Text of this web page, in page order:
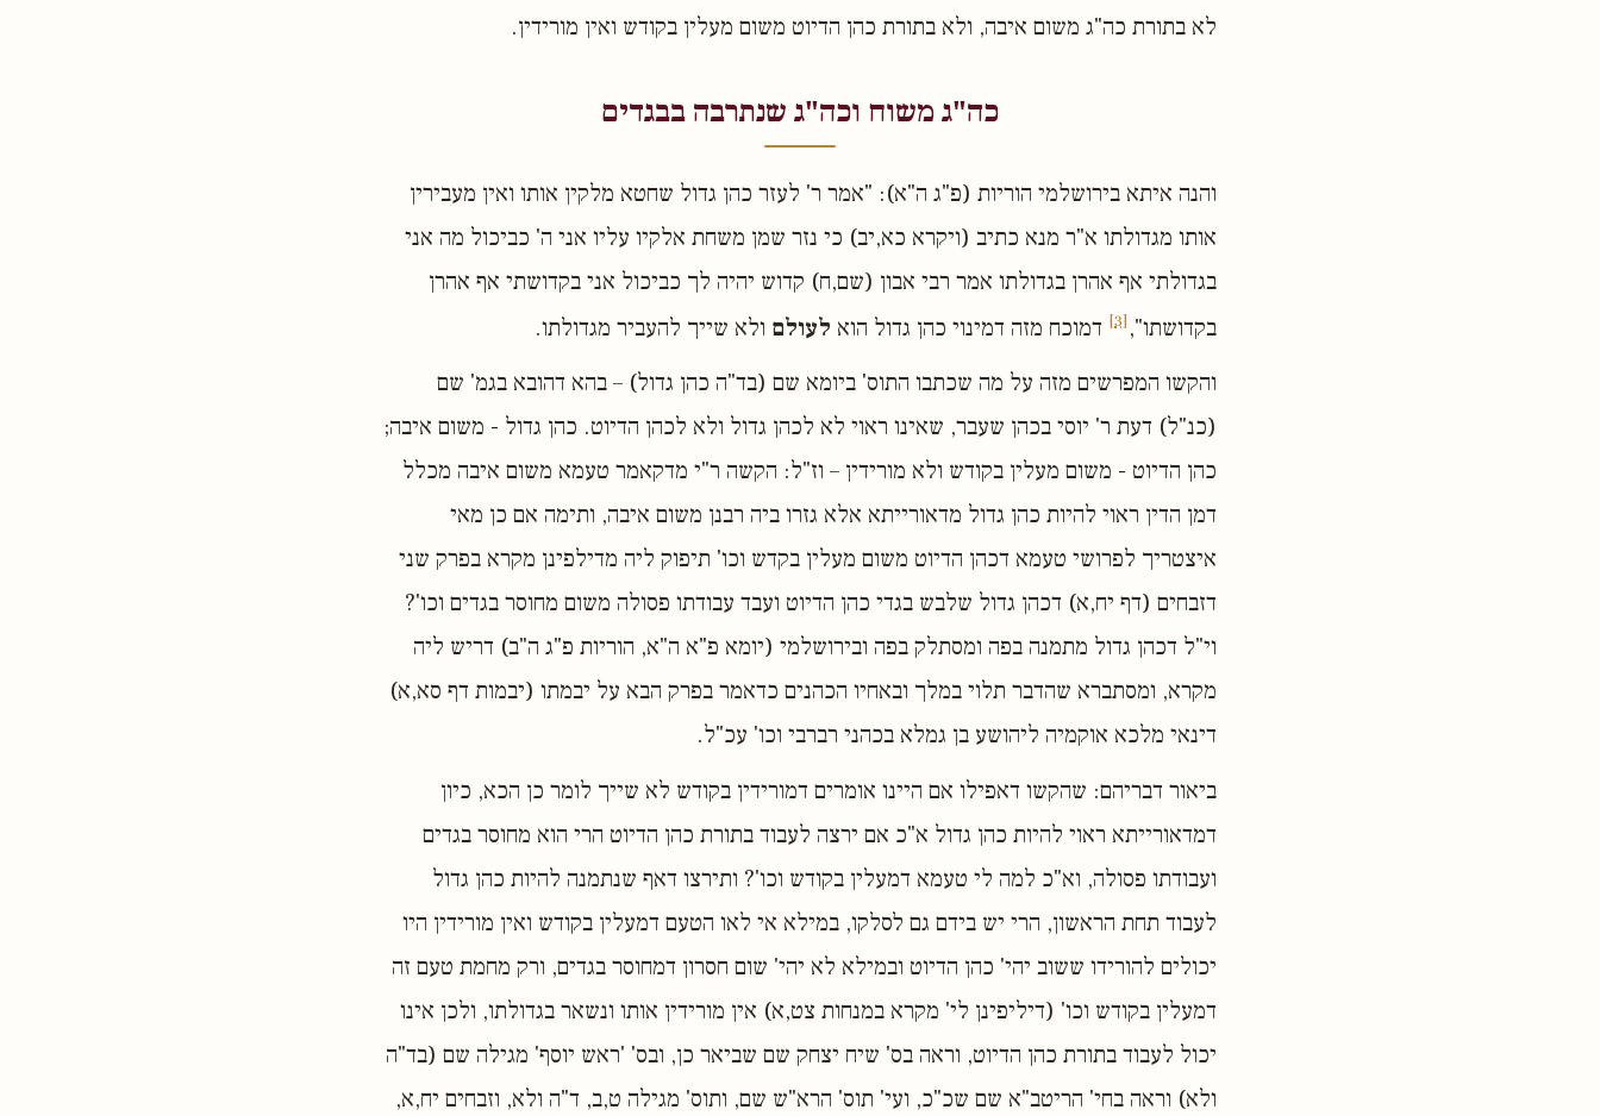
לא בתורת כה"ג משום איבה, ולא בתורת כהן הדיוט משום מעלין בקודש ואין מורידין.
כה"ג משוח וכה"ג שנתרבה בבגדים
והנה איתא בירושלמי הוריות (פ"ג ה"א): "אמר ר' לעזר כהן גדול שחטא מלקין אותו ואין מעבירין
אותו מגדולתו א"ר מנא כתיב (ויקרא כא,יב) כי נזר שמן משחת אלקיו עליו אני ה' כביכול מה אני
בגדולתי אף אהרן בגדולתו אמר רבי אבון (שם,ח) קדוש יהיה לך כביכול אני בקדושתי אף אהרן
בקדושתו", [3] דמוכח מזה דמינוי כהן גדול הוא לעולם ולא שייך להעביר מגדולתו.
והקשו המפרשים מזה על מה שכתבו התוס' ביומא שם (בד"ה כהן גדול) – בהא דהובא בגמ' שם
(כנ"ל) דעת ר' יוסי בכהן שעבר, שאינו ראוי לא לכהן גדול ולא לכהן הדיוט. כהן גדול - משום איבה;
כהן הדיוט - משום מעלין בקודש ולא מורידין – וז"ל: הקשה ר"י מדקאמר טעמא משום איבה מכלל
דמן הדין ראוי להיות כהן גדול מדאורייתא אלא גזרו ביה רבנן משום איבה, ותימה אם כן מאי
איצטריך לפרושי טעמא דכהן הדיוט משום מעלין בקדש וכו' תיפוק ליה מדילפינן מקרא בפרק שני
דזבחים (דף יח,א) דכהן גדול שלבש בגדי כהן הדיוט ועבד עבודתו פסולה משום מחוסר בגדים וכו'?
וי"ל דכהן גדול מתמנה בפה ומסתלק בפה ובירושלמי (יומא פ"א ה"א, הוריות פ"ג ה"ב) דריש ליה
מקרא, ומסתברא שהדבר תלוי במלך ובאחיו הכהנים כדאמר בפרק הבא על יבמתו (יבמות דף סא,א)
דינאי מלכא אוקמיה ליהושע בן גמלא בכהני רברבי וכו' עכ"ל.
ביאור דבריהם: שהקשו דאפילו אם היינו אומרים דמורידין בקודש לא שייך לומר כן הכא, כיון
דמדאורייתא ראוי להיות כהן גדול א"כ אם ירצה לעבוד בתורת כהן הדיוט הרי הוא מחוסר בגדים
ועבודתו פסולה, וא"כ למה לי טעמא דמעלין בקודש וכו'? ותירצו דאף שנתמנה להיות כהן גדול
לעבוד תחת הראשון, הרי יש בידם גם לסלקו, במילא אי לאו הטעם דמעלין בקודש ואין מורידין היו
יכולים להורידו ששוב יהי' כהן הדיוט ובמילא לא יהי' שום חסרון דמחוסר בגדים, ורק מחמת טעם זה
דמעלין בקודש וכו' (דיליפינן לי' מקרא במנחות צט,א) אין מורידין אותו ונשאר בגדולתו, ולכן אינו
יכול לעבוד בתורת כהן הדיוט, וראה בס' שיח יצחק שם שביאר כן, ובס' 'ראש יוסף' מגילה שם (בד"ה
ולא) וראה בחי' הריטב"א שם שכ"כ, ועי' תוס' הרא"ש שם, ותוס' מגילה ט,ב, ד"ה ולא, וזבחים יח,א,